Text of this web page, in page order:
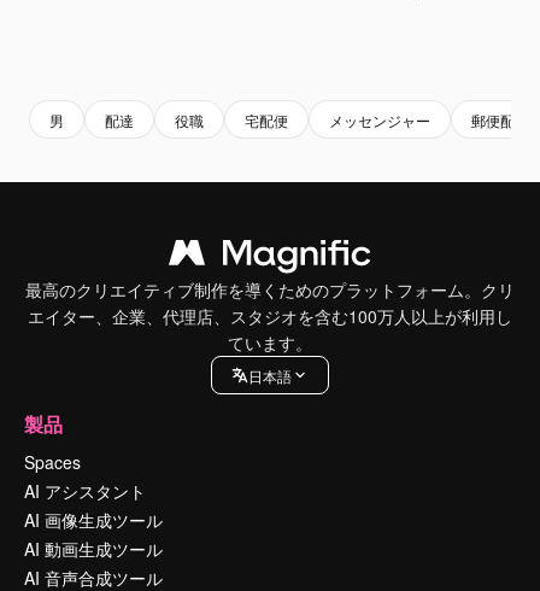
男 配達 役職 宅配便 メッセンジャー 郵便配達
最高のクリエイティブ制作を導くためのプラットフォーム。クリ
エイター、企業、代理店、スタジオを含む100万人以上が利用し
ています。
日本語
製品
Spaces
AI アシスタント
AI 画像生成ツール
AI 動画生成ツール
AI 音声合成ツール